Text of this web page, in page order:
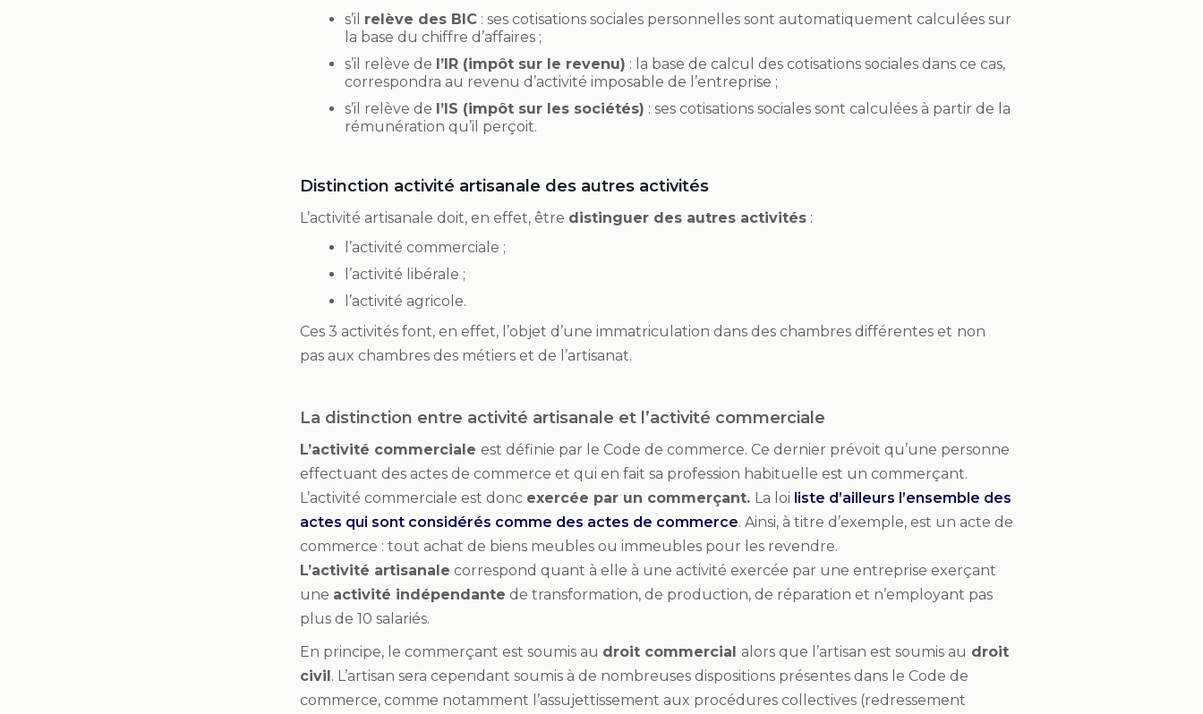
s’il relève des BIC : ses cotisations sociales personnelles sont automatiquement calculées sur
la base du chiffre d’affaires ;
s’il relève de l’IR (impôt sur le revenu) : la base de calcul des cotisations sociales dans ce cas,
correspondra au revenu d’activité imposable de l’entreprise ;
s’il relève de l’IS (impôt sur les sociétés) : ses cotisations sociales sont calculées à partir de la
rémunération qu’il perçoit.
Distinction activité artisanale des autres activités
L’activité artisanale doit, en effet, être distinguer des autres activités :
l’activité commerciale ;
l’activité libérale ;
l’activité agricole.
Ces 3 activités font, en effet, l’objet d’une immatriculation dans des chambres différentes et non
pas aux chambres des métiers et de l’artisanat.
La distinction entre activité artisanale et l’activité commerciale
L’activité commerciale est définie par le Code de commerce. Ce dernier prévoit qu’une personne
effectuant des actes de commerce et qui en fait sa profession habituelle est un commerçant.
L’activité commerciale est donc exercée par un commerçant. La loi liste d’ailleurs l’ensemble des
actes qui sont considérés comme des actes de commerce. Ainsi, à titre d’exemple, est un acte de
commerce : tout achat de biens meubles ou immeubles pour les revendre.
L’activité artisanale correspond quant à elle à une activité exercée par une entreprise exerçant
une activité indépendante de transformation, de production, de réparation et n’employant pas
plus de 10 salariés.
En principe, le commerçant est soumis au droit commercial alors que l’artisan est soumis au droit
civil. L’artisan sera cependant soumis à de nombreuses dispositions présentes dans le Code de
commerce, comme notamment l’assujettissement aux procédures collectives (redressement